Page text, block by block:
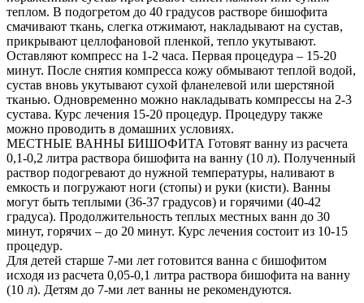
теплом. В подогретом до 40 градусов растворе бишофита
смачивают ткань, слегка отжимают, накладывают на сустав,
прикрывают целлофановой пленкой, тепло укутывают.
Оставляют компресс на 1-2 часа. Первая процедура – 15-20
минут. После снятия компресса кожу обмывают теплой водой,
сустав вновь укутывают сухой фланелевой или шерстяной
тканью. Одновременно можно накладывать компрессы на 2-3
сустава. Курс лечения 15-20 процедур. Процедуру также
можно проводить в домашних условиях.
МЕСТНЫЕ ВАННЫ БИШОФИТА Готовят ванну из расчета
0,1-0,2 литра раствора бишофита на ванну (10 л). Полученный
раствор подогревают до нужной температуры, наливают в
емкость и погружают ноги (стопы) и руки (кисти). Ванны
могут быть теплыми (36-37 градусов) и горячими (40-42
градуса). Продолжительность теплых местных ванн до 30
минут, горячих – до 20 минут. Курс лечения состоит из 10-15
процедур.
Для детей старше 7-ми лет готовится ванна с бишофитом
исходя из расчета 0,05-0,1 литра раствора бишофита на ванну
(10 л). Детям до 7-ми лет ванны не рекомендуются.